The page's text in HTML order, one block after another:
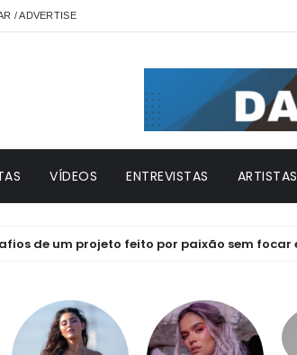
/ ADVERTISE
VÍDEOS ENTREVISTAS ARTISTAS
projeto feito por paixão sem focar em lucros